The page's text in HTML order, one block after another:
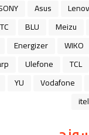
Asus
Meizu
BLU
WIKO
Energizer
TCL
Ulefone
Vodafone
YU
itel